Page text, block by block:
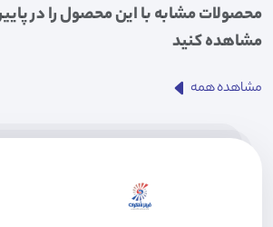
محصولات مشابه با این محصول را در
مشاهده کنید
مشاهده همه